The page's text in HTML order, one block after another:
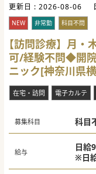
更新日 : 2026-08-06
NEW 非常勤 科目不問
【訪問診療】月
可/経験不問◆開
ニック[神奈川県
在宅・訪問 電子カルテ
募集科目 科目
給与
日給
※日